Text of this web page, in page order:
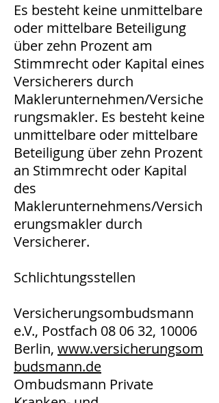
Es besteht keine unmittelbare
oder mittelbare Beteiligung
über zehn Prozent am
Stimmrecht oder Kapital eines
Versicherers durch
Maklerunternehmen/Versiche
rungsmakler. Es besteht keine
unmittelbare oder mittelbare
Beteiligung über zehn Prozent
an Stimmrecht oder Kapital
des
Maklerunternehmens/Versich
erungsmakler durch
Versicherer.
Schlichtungsstellen
Versicherungsombudsmann
e.V., Postfach 08 06 32, 10006
Berlin, www.versicherungsom
budsmann.de
Ombudsmann Private